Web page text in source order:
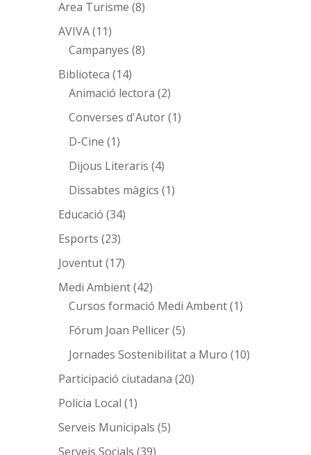
Area Turisme (8)
AVIVA(11)
Campanyes (8)
Biblioteca (14)
Animació lectora (2)
Converses d'Autor(1)
D-Cine (1)
Dijous Literaris (4)
Dissabtes màgics (1)
Educació (34)
Esports (23)
Joventut(17)
Medi Ambient(42)
Cursos formació Medi Ambent(1)
Fórum Joan Pellicer(5)
Jornades Sostenibilitat a Muro (10)
Participació ciutadana (20)
Policia Local (1)
Serveis Municipals (5)
Serveis Socials (39)